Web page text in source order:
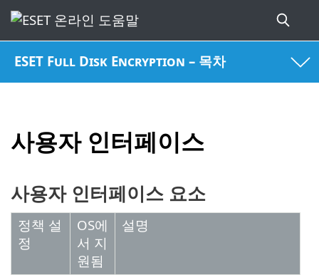
ESET Full Disk Encryption – 목차
사용자 인터페이스
사용자 인터페이스 요소
정책 설
정
OS에
서 지
원됨
설명